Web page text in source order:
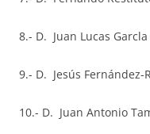
8.- D. Juan Lucas
9.- D. Jesús Fernández-
10.- D. Juan Antonio